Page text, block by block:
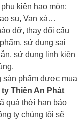
kiện hao mòn:
su, Van xả…
dỡ, thay đổi cấu
sử dụng sai
sử dụng linh kiện
sản phẩm được mua
Thiên An Phát
quá thời hạn bảo
ty chúng tôi sẽ